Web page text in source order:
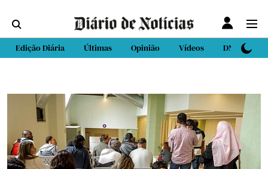
Edição Diária Últimas Opinião Vídeos DN Sport